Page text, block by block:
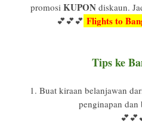
promosi KUPON diskaun.
💕💕💕 Flights to
Tips ke
1. Buat kiraan belanjawan
penginapan dan